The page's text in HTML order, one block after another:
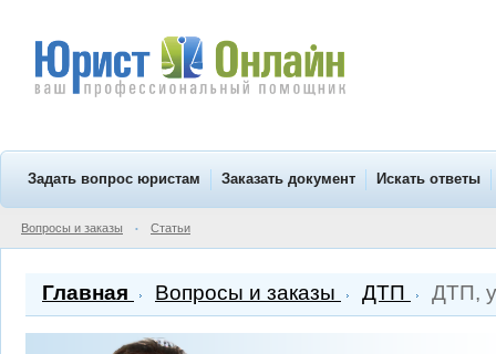
Задать вопрос юристам Заказать документ Искать ответы
Вопросы и заказы • Статьи
Главная Вопросы и заказы ДТП ДТП,